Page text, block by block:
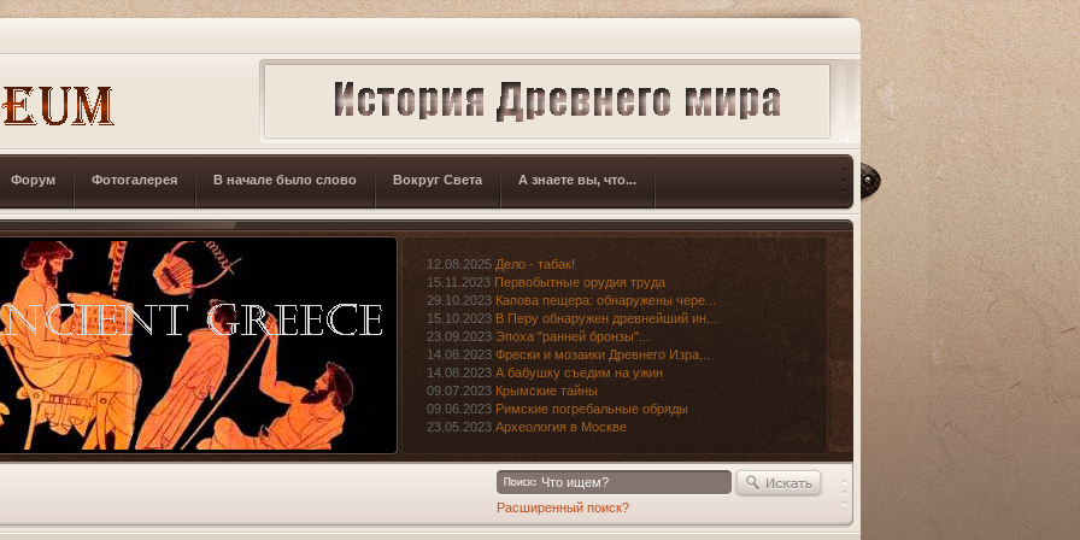
Форум Фотогалерея В начале было слово Вокруг Света А знаете вы, что...
12.08.2025 Дело - табак!
15.11.2023 Первобытные орудия труда
29.10.2023 Капова пещера: обнаружены чере...
15.10.2023 В Перу обнаружен древнейший ин...
23.09.2023 Эпоха "ранней бронзы"...
14.08.2023 Фрески и мозаики Древнего Изра...
14.08.2023 А бабушку съедим на ужин
09.07.2023 Крымские тайны
09.06.2023 Римские погребальные обряды
23.05.2023 Археология в Москве
Расширенный поиск?